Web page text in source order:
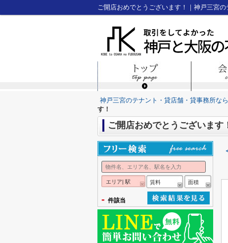
ご開店おめでとうございます！｜神戸三宮
神戸三宮のテナント・貸店舗・貸事務所な
す！
ご開店おめでとうございます
エリア| 駅 賃料 面積
- 件該当